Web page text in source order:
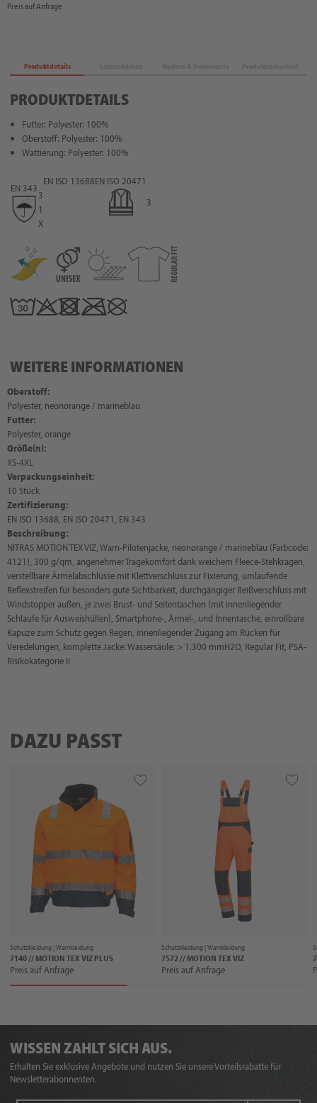
Preis auf Anfrage
Produktdetails
PRODUKTDETAILS
Futter: Polyester: 100%
Oberstoff: Polyester: 100%
Wattierung: Polyester: 100%
EN 343
3
1
X
EN ISO 13688EN ISO 20471
3
WEITERE INFORMATIONEN
Oberstoff:
Polyester, neonorange / marineblau
Futter:
Polyester, orange
Größe(n):
XS-4XL
Verpackungseinheit:
10 Stück
Zertifizierung:
EN ISO 13688, EN ISO 20471, EN 343
Beschreibung:
NITRAS MOTION TEX VIZ, Warn-Pilotenjacke, neonorange / marineblau (Farbcode:
4121), 300 g/qm, angenehmer Tragekomfort dank weichem Fleece-Stehkragen,
verstellbare Ärmelabschlüsse mit Klettverschluss zur Fixierung, umlaufende
Reflexstreifen für besonders gute Sichtbarkeit, durchgängiger Reißverschluss mit
Windstopper außen, je zwei Brust- und Seitentaschen (mit innenliegender
Schlaufe für Ausweishüllen), Smartphone-, Ärmel-, und Innentasche, einrollbare
Kapuze zum Schutz gegen Regen, innenliegender Zugang am Rücken für
Veredelungen, komplette Jacke: Wassersäule: > 1.300 mmH2O, Regular Fit, PSA-
Risikokategorie II
DAZU PASST
Schutzkleidung |Warnkleidung
7140 // MOTION TEX VIZ PLUS
Preis auf Anfrage
Schutzkleidung |Warnkleidung
7572 // MOTION TEX VIZ
Preis auf Anfrage
WISSEN ZAHLT SICH AUS.
Erhalten Sie exklusive Angebote und nutzen Sie unsere Vorteilsrabatte für
Newsletterabonnenten.